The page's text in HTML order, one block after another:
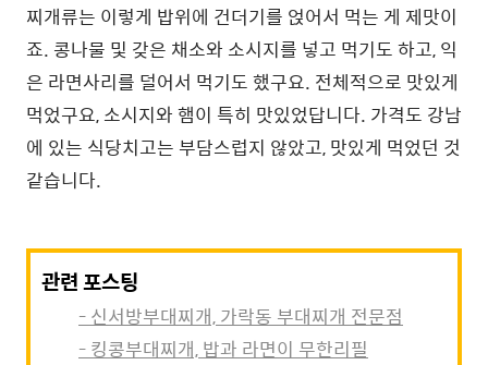
찌개류는 이렇게 밥위에 건더기를 얹어서 먹는 게 제맛이
죠. 콩나물 및 갖은 채소와 소시지를 넣고 먹기도 하고, 익
은 라면사리를 덜어서 먹기도 했구요. 전체적으로 맛있게
먹었구요, 소시지와 햄이 특히 맛있었답니다. 가격도 강남
에 있는 식당치고는 부담스럽지 않았고, 맛있게 먹었던 것
같습니다.
관련 포스팅
- 신서방부대찌개, 가락동 부대찌개 전문점
- 킹콩부대찌개, 밥과 라면이 무한리필